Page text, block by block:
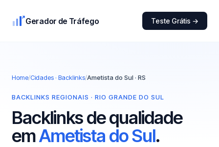
Gerador de Tráfego Teste Grátis →
Home/Cidades · Backlinks/Ametista do Sul · RS
BACKLINKS REGIONAIS · RIO GRANDE DO SUL
Backlinks de qualidade
emAmetista do Sul.